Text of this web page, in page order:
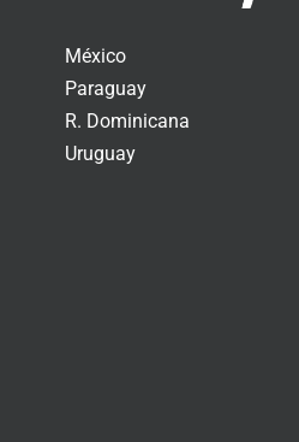
México
Paraguay
R. Dominicana
Uruguay